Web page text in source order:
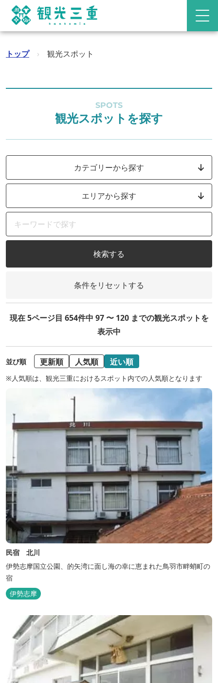
トップ › 観光スポット
SPOTS
観光スポットを探す
カテゴリーから探す
エリアから探す
検索する
条件をリセットする
現在 5ページ目 654件中 97 〜 120 までの観光スポットを
表示中
並び順 更新順 人気順 近い順
※人気順は、観光三重におけるスポット内での人気順となります
民宿 北川
伊勢志摩国立公園、的矢湾に面し海の幸に恵まれた鳥羽市畔蛸町の
宿
伊勢志摩